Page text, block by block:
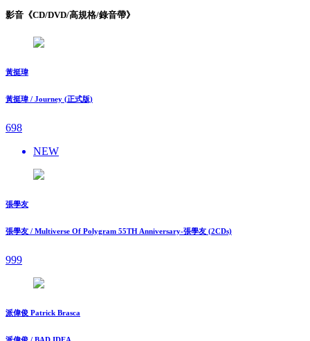
影音《CD/DVD/高規格/錄音帶》
黃挺瑋
黃挺瑋 / Journey (正式版)
698
NEW
張學友
張學友 / Multiverse Of Polygram 55TH Anniversary-張學友 (2CDs)
999
派偉俊 Patrick Brasca